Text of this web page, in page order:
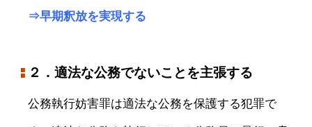
⇒早期釈放を実現する
２．適法な公務でないことを主張する
公務執行妨害罪は適法な公務を保護する犯罪で